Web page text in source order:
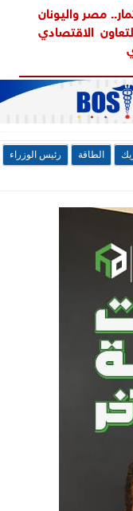
مصر واليونان
الاقتصادي
الطاقة
رئيس الوزراء